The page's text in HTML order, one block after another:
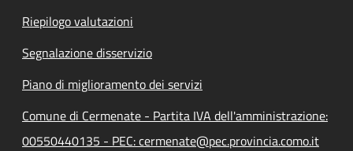
Riepilogo valutazioni
Segnalazione disservizio
Piano di miglioramento dei servizi
Comune di Cermenate - Partita IVA dell'amministrazione:
00550440135 - PEC: cermenate@pec.provincia.como.it